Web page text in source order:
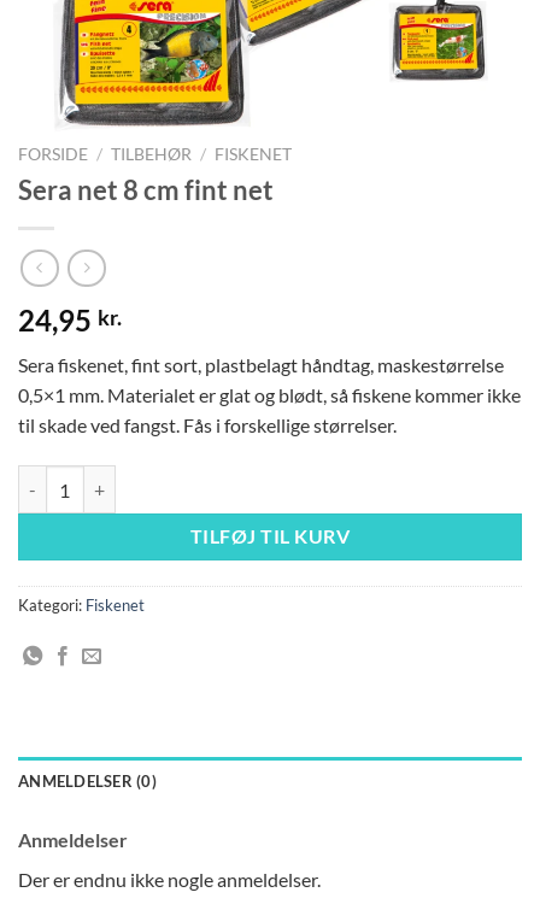
FORSIDE / TILBEHØR / FISKENET
Sera net 8 cm fint net
24,95 kr.
Sera fiskenet, fint sort, plastbelagt håndtag, maskestørrelse
0,5×1 mm. Materialet er glat og blødt, så fiskene kommer ikke
til skade ved fangst. Fås i forskellige størrelser.
TILFØJ TIL KURV
Kategori: Fiskenet
ANMELDELSER (0)
Anmeldelser
Der er endnu ikke nogle anmeldelser.